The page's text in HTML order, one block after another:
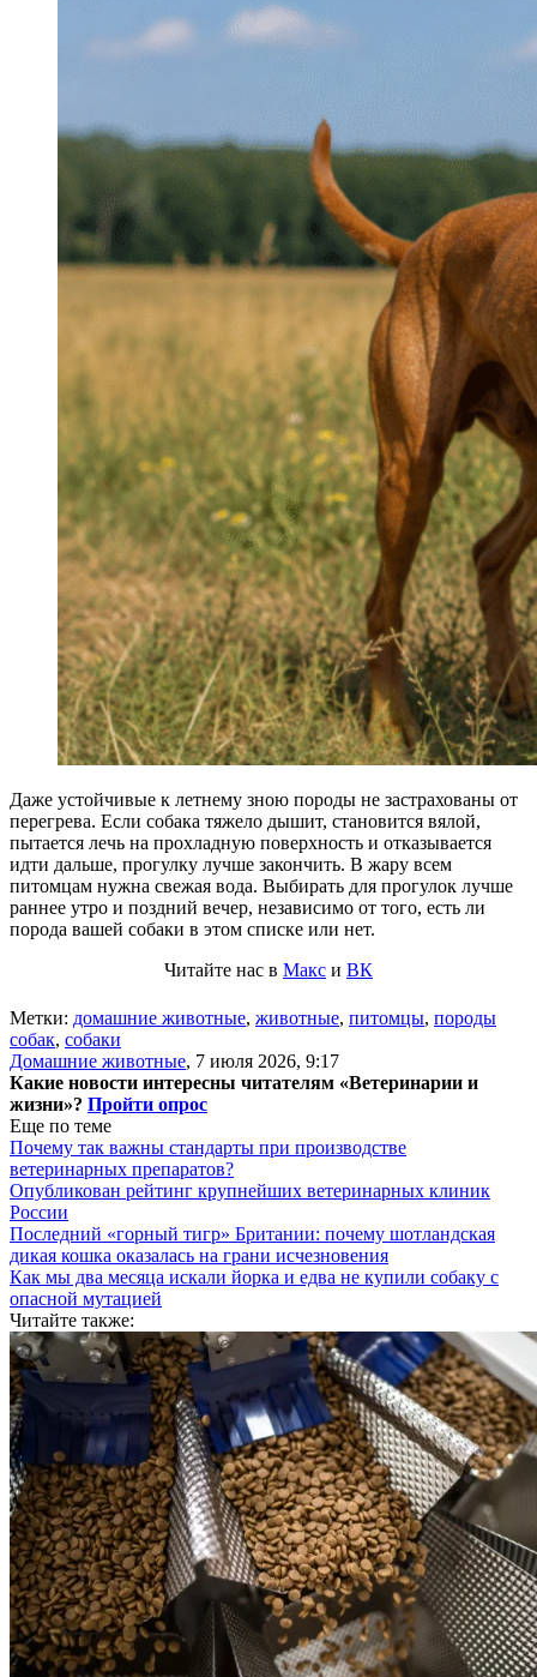
Даже устойчивые к летнему зною породы не застрахованы от
перегрева. Если собака тяжело дышит, становится вялой,
пытается лечь на прохладную поверхность и отказывается
идти дальше, прогулку лучше закончить. В жару всем
питомцам нужна свежая вода. Выбирать для прогулок лучше
раннее утро и поздний вечер, независимо от того, есть ли
порода вашей собаки в этом списке или нет.
Читайте нас в Макс и ВК
Метки: домашние животные, животные, питомцы, породы
собак, собаки
Домашние животные, 7 июля 2026, 9:17
Какие новости интересны читателям «Ветеринарии и
жизни»? Пройти опрос
Еще по теме
Почему так важны стандарты при производстве
ветеринарных препаратов?
Опубликован рейтинг крупнейших ветеринарных клиник
России
Последний «горный тигр» Британии: почему шотландская
дикая кошка оказалась на грани исчезновения
Как мы два месяца искали йорка и едва не купили собаку с
опасной мутацией
Читайте также: